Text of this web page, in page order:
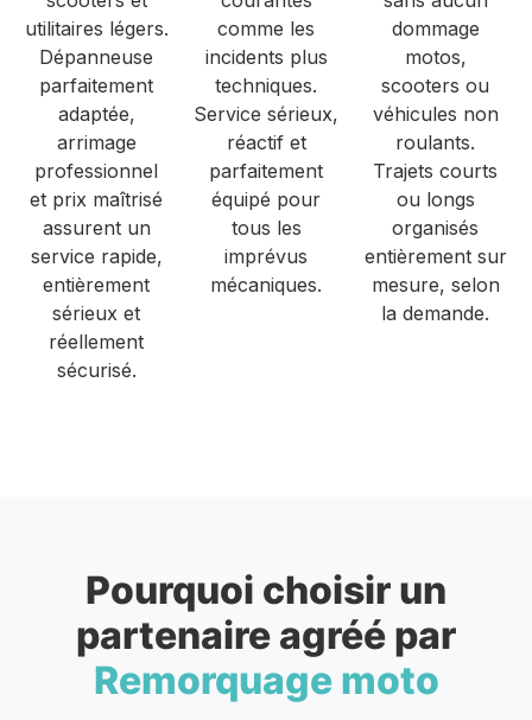
utilitaires légers.
Dépanneuse
parfaitement
adaptée,
arrimage
professionnel
et prix maîtrisé
assurent un
service rapide,
entièrement
sérieux et
réellement
sécurisé.
comme les
incidents plus
techniques.
Service sérieux,
réactif et
parfaitement
équipé pour
tous les
imprévus
mécaniques.
dommage
motos,
scooters ou
véhicules non
roulants.
Trajets courts
ou longs
organisés
entièrement sur
mesure, selon
la demande.
Pourquoi choisir un
partenaire agréé par
Remorquage moto